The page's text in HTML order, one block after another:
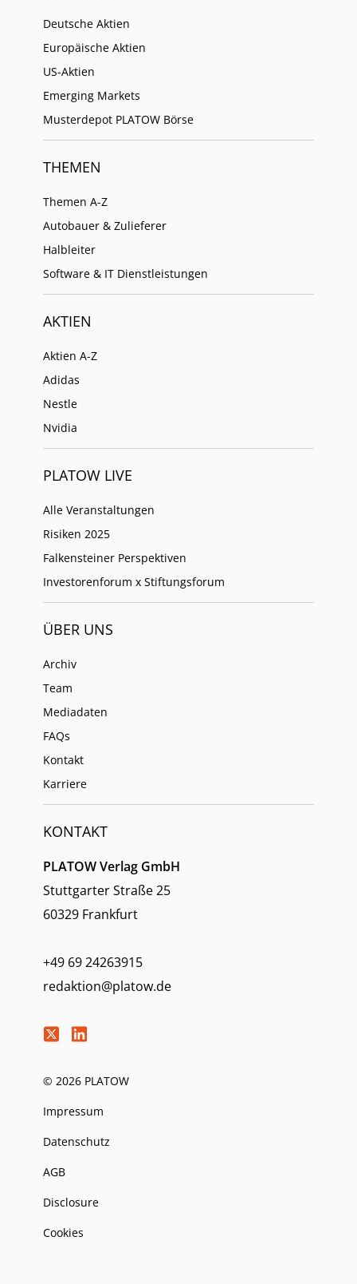
Deutsche Aktien
Europäische Aktien
US-Aktien
Emerging Markets
Musterdepot PLATOW Börse
THEMEN
Themen A-Z
Autobauer & Zulieferer
Halbleiter
Software & IT Dienstleistungen
AKTIEN
Aktien A-Z
Adidas
Nestle
Nvidia
PLATOW LIVE
Alle Veranstaltungen
Risiken 2025
Falkensteiner Perspektiven
Investorenforum x Stiftungsforum
ÜBER UNS
Archiv
Team
Mediadaten
FAQs
Kontakt
Karriere
KONTAKT
PLATOW Verlag GmbH
Stuttgarter Straße 25
60329 Frankfurt
+49 69 24263915
redaktion@platow.de
© 2026 PLATOW
Impressum
Datenschutz
AGB
Disclosure
Cookies